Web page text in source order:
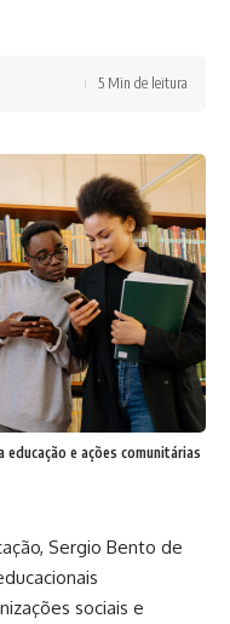
5 Min de leitura
e ações comunitárias
Sergio Bento de
sociais e